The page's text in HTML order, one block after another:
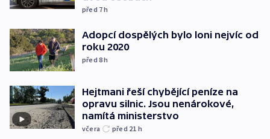
před 7h
Adopcí dospělých bylo loni nejvíc od
roku 2020
před 8h
Hejtmani řeší chybějící peníze na
opravu silnic. Jsou nenárokové,
namítá ministerstvo
včera před 21 h